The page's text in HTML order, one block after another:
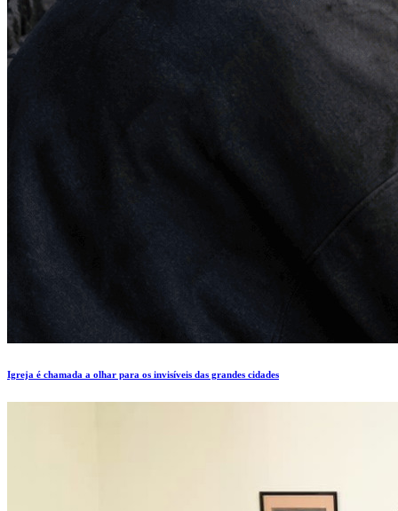
Igreja é chamada a olhar para os invisíveis das grandes cidades